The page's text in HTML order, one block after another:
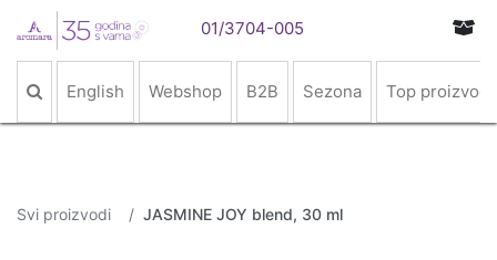
01/3704-005
English Webshop B2B Sezona Top proizvodi
Svi proizvodi JASMINE JOY blend, 30 ml